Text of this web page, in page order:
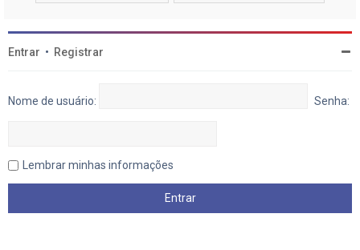
Entrar • Registrar
Nome de usuário: Senha:
Lembrar minhas informações